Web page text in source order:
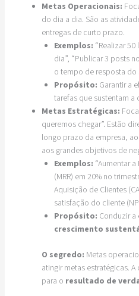
Metas Operacionais:
do dia a dia. São as
entregas de curto prazo.
Exemplos: “Realizar
dia”, “Publicar 3 posts
o tempo de resposta do
Propósito: Garantir a
tarefas que sustentam a
Metas Estratégicas:
queremos chegar”. Estão
longo prazo da empresa,
aos grandes objetivos de
Exemplos: “Aumentar
(MRR) em 20% no
Aquisição de Clientes
satisfação do cliente
Propósito: Conduzir a
crescimento
O segredo: Metas
atingir metas estratégicas.
para o resultado de